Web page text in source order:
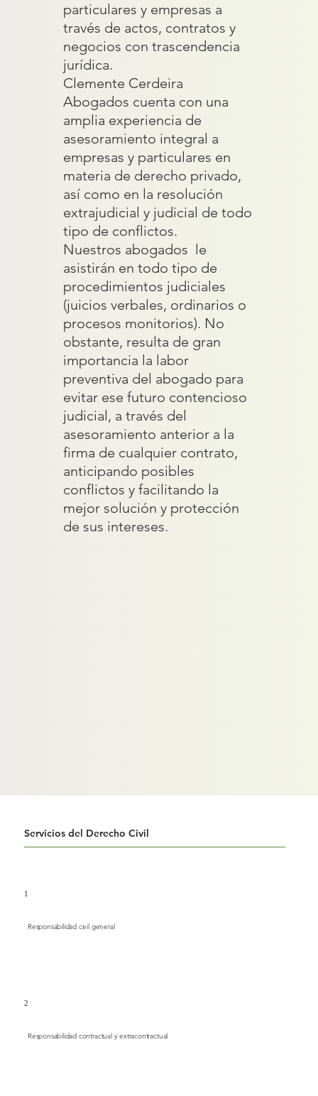
particulares y empresas a
través de actos, contratos y
negocios con trascendencia
jurídica.
Clemente Cerdeira
Abogados cuenta con una
amplia experiencia de
asesoramiento integral a
empresas y particulares en
materia de derecho privado,
así como en la resolución
extrajudicial y judicial de todo
tipo de conflictos.
Nuestros abogados le
asistirán en todo tipo de
procedimientos judiciales
(juicios verbales, ordinarios o
procesos monitorios). No
obstante, resulta de gran
importancia la labor
preventiva del abogado para
evitar ese futuro contencioso
judicial, a través del
asesoramiento anterior a la
firma de cualquier contrato,
anticipando posibles
conflictos y facilitando la
mejor solución y protección
de sus intereses.
Servicios del Derecho Civil
Responsabilidad civil general
1
Responsabilidad contractual y extracontractual
2